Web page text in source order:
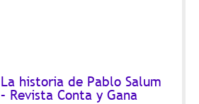
La historia de Pablo Salum
– Revista Conta y Gana